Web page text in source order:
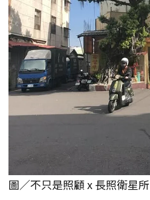
圖／不只是照顧 x 長照衛星所